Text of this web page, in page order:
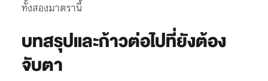
ทั้งสองมาตรานี้
บทสรุปและก้าวต่อไปที่ยังต้อง
จับตา